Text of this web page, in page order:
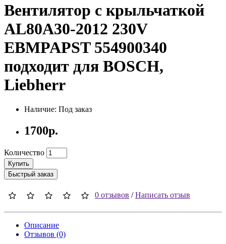
Вентилятор с крыльчаткой
AL80А30-2012 230V
EBMPAPST 554900340
подходит для BOSCH,
Liebherr
Наличие: Под заказ
1700р.
Количество
Купить
Быстрый заказ
0 отзывов /Написать отзыв
Описание
Отзывов (0)